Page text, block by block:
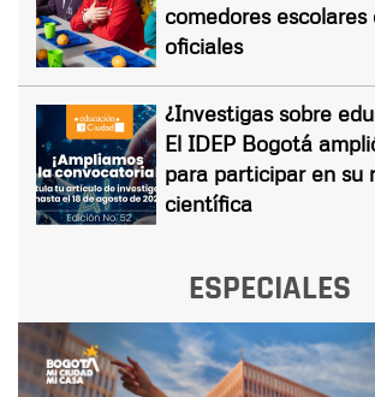
comedores escolares
oficiales
¿Investigas sobre
El IDEP Bogotá
para participar en su
científica
ESPECIALES